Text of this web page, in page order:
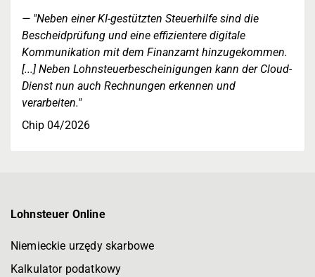
"Neben einer KI-gestützten Steuerhilfe sind die
Bescheidprüfung und eine effizientere digitale
Kommunikation mit dem Finanzamt hinzugekommen.
[...] Neben Lohnsteuerbescheinigungen kann der Cloud-
Dienst nun auch Rechnungen erkennen und
verarbeiten."
Chip 04/2026
Lohnsteuer Online
Niemieckie urzędy skarbowe
Kalkulator podatkowy